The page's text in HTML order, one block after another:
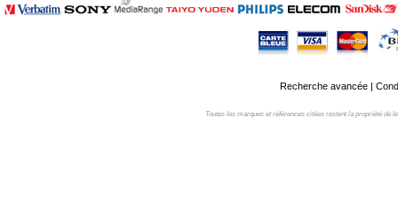
Recherche avancée|
Toutes les marques et références citées restent la propriété de